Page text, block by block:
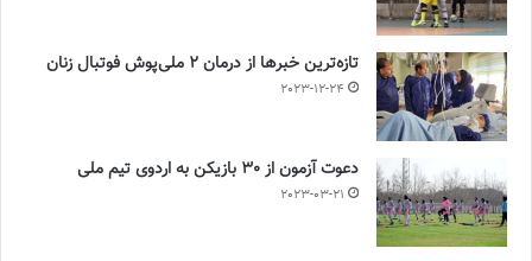
تازه‌ترین خبرها از درمان ۲ ملی‌پوش فوتبال زنان
2023-12-24
دعوت آزمون از 30 بازیکن به اردوی تیم ملی
2023-03-21